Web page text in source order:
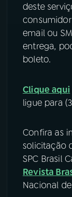
deste
email ou
entrega,
boleto.
Clique aqui
ligue para
Confira as
solicitação
SPC Brasil
Revista
Nacional